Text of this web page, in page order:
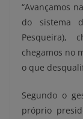
“Avançamos
do sistema
Pesqueira),
chegamos no
o que
Segundo o
próprio